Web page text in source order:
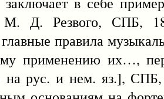
М. Д. Резвого, СПБ,
правила
применению их…,
на рус. и нем. яз.],